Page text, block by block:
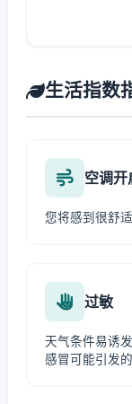
生活指数
空调开
您将感到很舒
过敏
天气条件易诱
感冒可能引发的